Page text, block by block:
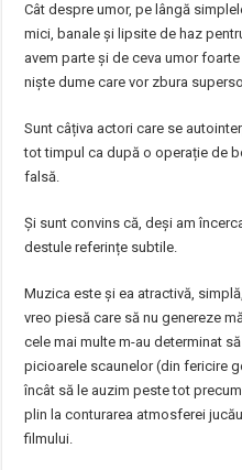
Cât despre umor, pe lângă
mici, banale și lipsite de haz
avem parte și de ceva umor
niște dume care vor zbura
Sunt câțiva actori care se
tot timpul ca după o operație de
falsă.
Și sunt convins că, deși am
destule referințe subtile.
Muzica este și ea atractivă,
vreo piesă care să nu genereze
cele mai multe m-au determinat
picioarele scaunelor (din fericire
încât să le auzim peste tot
plin la conturarea atmosferei
filmului.